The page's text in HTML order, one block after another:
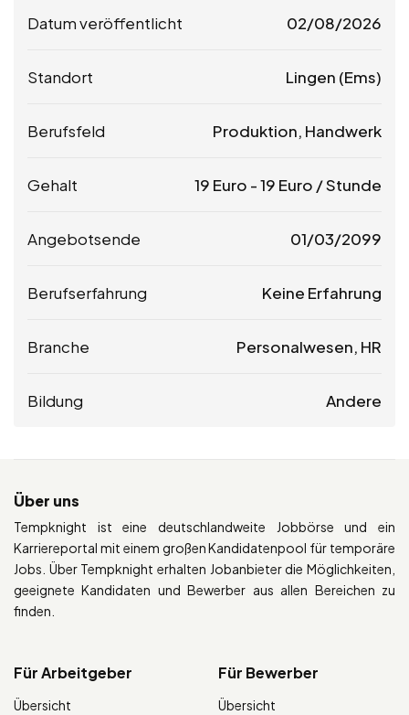
Datum veröffentlicht 02/08/2026
Standort Lingen (Ems)
Berufsfeld Produktion, Handwerk
Gehalt 19 Euro -19 Euro / Stunde
Angebotsende 01/03/2099
Berufserfahrung Keine Erfahrung
Branche Personalwesen, HR
Bildung Andere
Über uns
Tempknight ist eine deutschlandweite Jobbörse und ein
Karriereportal mit einem großen Kandidatenpool für temporäre
Jobs. Über Tempknight erhalten Jobanbieter die Möglichkeiten,
geeignete Kandidaten und Bewerber aus allen Bereichen zu
finden.
Für Arbeitgeber
Übersicht
Für Bewerber
Übersicht